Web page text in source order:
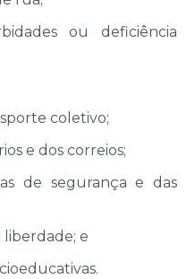
ou deficiência
coletivo;
e dos correios;
de segurança e das
e